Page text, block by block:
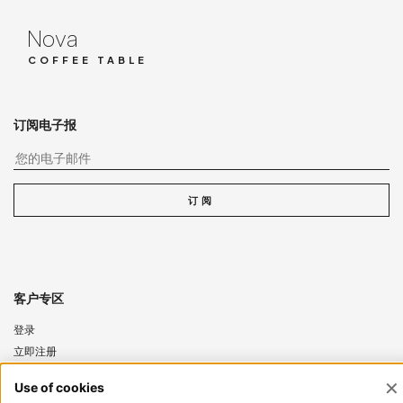
Nova
COFFEE TABLE
订阅电子报
订阅
客户专区
登录
立即注册